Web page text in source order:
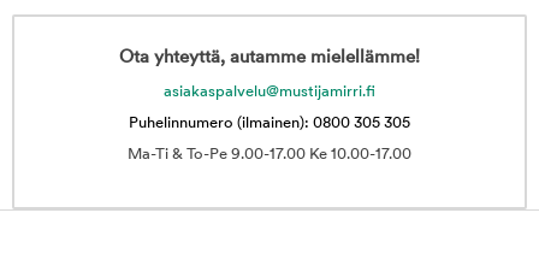
Ota yhteyttä, autamme mielellämme!
asiakaspalvelu@mustijamirri.fi
Puhelinnumero (ilmainen): 0800 305 305
Ma-Ti & To-Pe 9.00-17.00 Ke 10.00-17.00